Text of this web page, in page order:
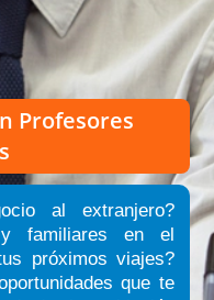
Profesores
al extranjero?
familiares en el
próximos viajes?
que te